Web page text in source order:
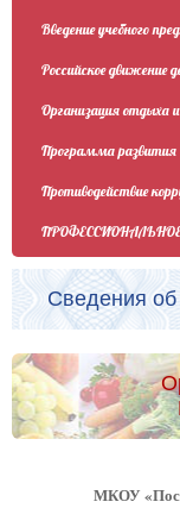
Введение учебного
Российское
Организация отдыха
Программа развития
Противодействие
Сведения об
МКОУ